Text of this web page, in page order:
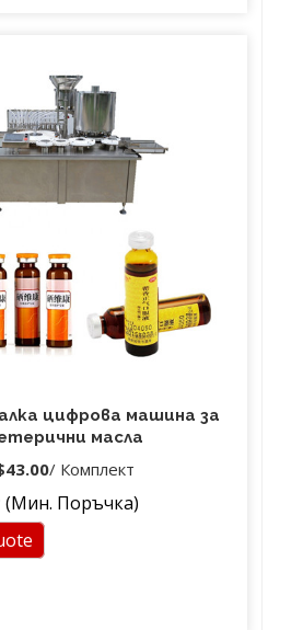
цифрова машина за
масла
/ Комплект
(Мин. Поръчка)